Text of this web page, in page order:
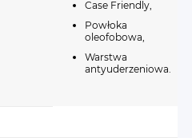
Case Friendly,
Powłoka
oleofobowa,
Warstwa
antyuderzeniowa.